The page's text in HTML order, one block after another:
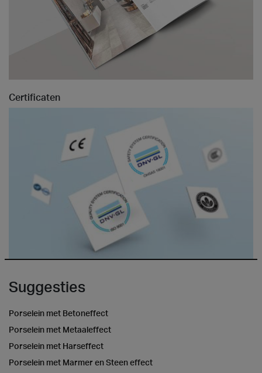
Certificaten
Suggesties
Porselein met Betoneffect
Porselein met Metaaleffect
Porselein met Harseffect
Porselein met Marmer en Steen effect